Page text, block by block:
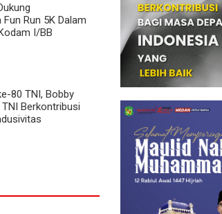
Run 5K Dalam
I/BB
80 TNI, Bobby
Berkontribusi